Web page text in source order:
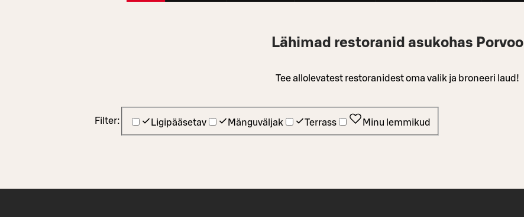
Lähimad restoranid asukohas Porvoo
Tee allolevatest restoranidest oma valik ja broneeri laud!
Filter: Ligipääsetav Mänguväljak Terrass Minu lemmikud